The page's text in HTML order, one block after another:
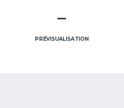
–
PRÉVISUALISATION